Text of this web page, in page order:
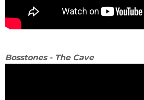
Bosstones - The Cave